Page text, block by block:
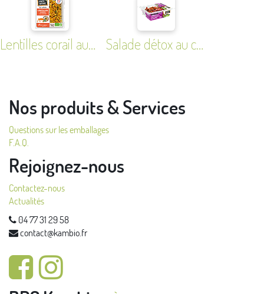
Lentilles corail aux agrumes Salade détox au chou rouge, 3 graines et basilic
Nos produits & Services
Questions sur les emballages
F.A.Q.
Rejoignez-nous
Contactez-nous
Actualités
04 77 31 29 58
contact@kambio.fr